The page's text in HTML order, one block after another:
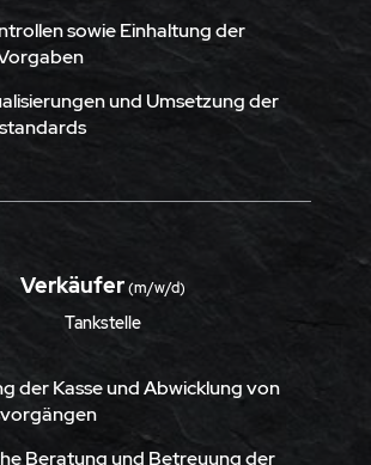
sowie Einhaltung der
und Umsetzung der
Verkäufer(m/w/d)
Tankstelle
der Kasse und Abwicklung von
Beratung und Betreuung der